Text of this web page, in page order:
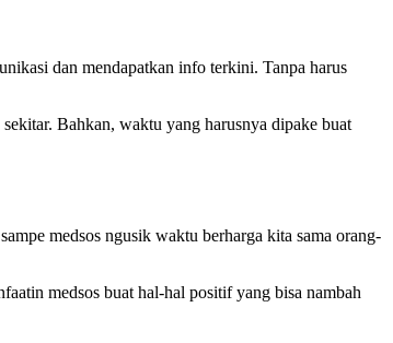
dan mendapatkan info terkini. Tanpa harus
Bahkan, waktu yang harusnya dipake buat
medsos ngusik waktu berharga kita sama orang-
medsos buat hal-hal positif yang bisa nambah